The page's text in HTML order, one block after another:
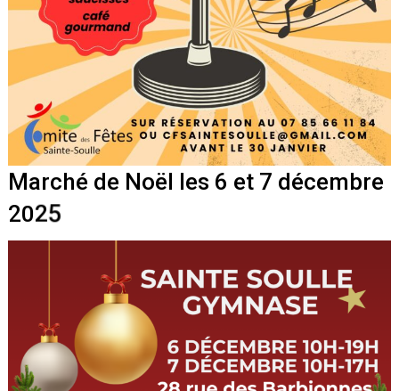
Marché de Noël les 6 et 7 décembre
2025